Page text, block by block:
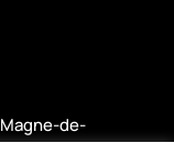
de-